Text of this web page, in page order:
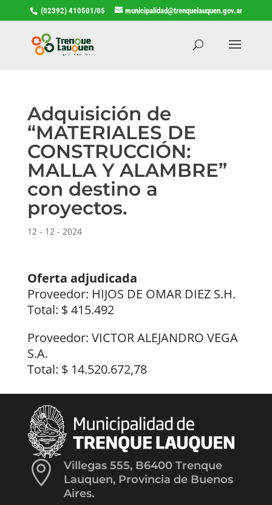
(02392) 410501/05 municipalidad@trenquelauquen.gov.ar
Adquisición de
“MATERIALES DE
CONSTRUCCIÓN:
MALLA Y ALAMBRE”
con destino a
proyectos.
12 - 12 - 2024
Oferta adjudicada
Proveedor: HIJOS DE OMAR DIEZ S.H.
Total: $ 415.492
Proveedor: VICTOR ALEJANDRO VEGA
S.A.
Total: $ 14.520.672,78

Villegas 555, B6400 Trenque
Lauquen, Provincia de Buenos
Aires.